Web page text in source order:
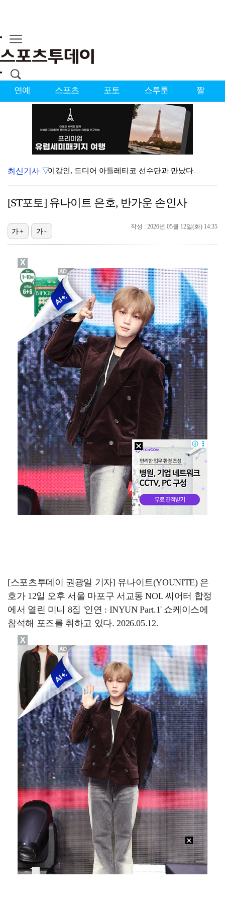
연예 스포츠 포토 스투툰 짤
이강인, 드디어 아틀레티코 선수단과 만났다…시메오네 감…
박지훈, 9월 잠실실내체육관서 앙코르 콘서트 개최
3승 사냥 시동 건 서교림 "샷·퍼트 만족스러워…좋은 …
'주장 완장' 김민재, 한국 떠나기 전 뮌헨 동료들에게…
폭로자 "황정민, 본인 말에 책임져야…내가 사생활에 초…
박문성 "축구협회 성접대 의혹? 사실이면 국제 망신…사…
'모솔연애2' 최혁준 "판단 오류로 불편함 드려 죄송"…
최신기사 ▽
[ST포토] 유나이트 은호, 반가운 손인사
작성 : 2026년 05월 12일(화) 14:35
가+ 가-
[스포츠투데이 권광일 기자] 유나이트(YOUNITE) 은
호가 12일 오후 서울 마포구 서교동 NOL 씨어터 합정
에서 열린 미니 8집 '인연 : INYUN Part.1' 쇼케이스에
참석해 포즈를 취하고 있다. 2026.05.12.
X
X